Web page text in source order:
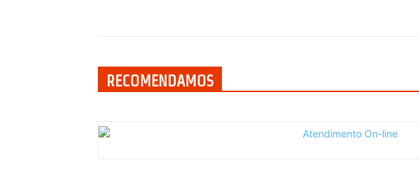
RECOMENDAMOS